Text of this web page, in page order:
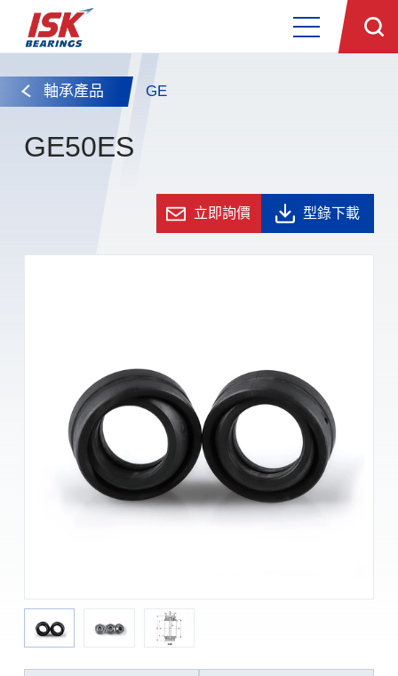
軸承產品 GE
GE50ES
立即詢價 型錄下載